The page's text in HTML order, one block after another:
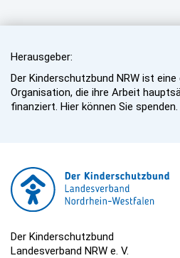
Herausgeber:
Der Kinderschutzbund NRW ist
Organisation, die ihre Arbeit
finanziert. Hier können Sie spenden.
Der Kinderschutzbund
Landesverband NRW e. V.